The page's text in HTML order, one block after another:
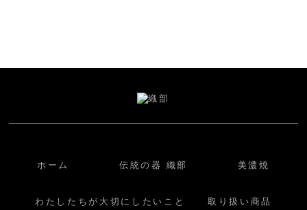
ホーム 伝統の器 織部 美濃焼
わたしたちが大切にしたいこと 取り扱い商品